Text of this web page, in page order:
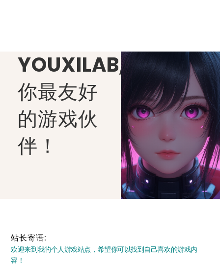
YOUXILAB,
你最友好
的游戏伙
伴！
站长寄语:
欢迎来到我的个人游戏站点，希望你可以找到自己喜欢的游戏内
容！